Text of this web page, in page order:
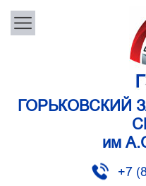
ГОРЬКОВСКИЙ
им
+7